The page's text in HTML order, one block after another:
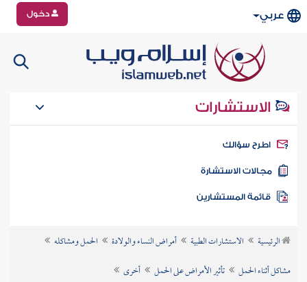
عربي دخول
الاستشارات
سؤالك
الاستشارة
الرئيسية الاستشارات الطبية أمراض النساء والولادة
الحمل ومشاكله
مشاكل أثناء الحمل
تأثير الأمراض على الحمل أخرى